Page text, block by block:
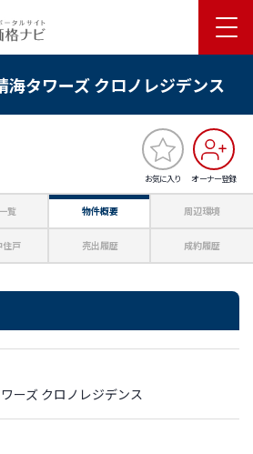
海タワーズ クロノレジデンス
お気に入り オーナー登録
覧 物件概要 周辺環境
住戸 売出履歴 成約履歴
ーズ クロノレジデンス